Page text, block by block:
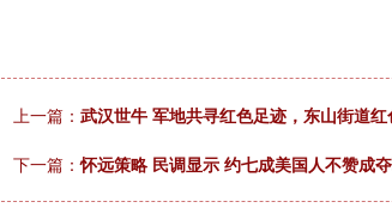
上一篇： 武汉世牛 军地共寻红色足迹，东山街道
下一篇：怀远策略 民调显示 约七成美国人不赞成